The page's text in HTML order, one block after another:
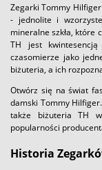
Zegarki Tommy
- jednolite i
mineralne szkła, które
TH jest
czasomierze jako
biżuteria, a ich
Otwórz się na świat
damski Tommy
także biżuteria TH
popularności
Historia